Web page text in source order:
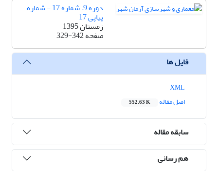
دوره 9، شماره 17 - شماره
پیاپی 17
زمستان 1395
صفحه329-342
فایل ها
اصل مقاله
552.63 K
سابقه مقاله
هم رسانی